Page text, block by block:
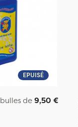
EPUISÉ
de 9,50 €